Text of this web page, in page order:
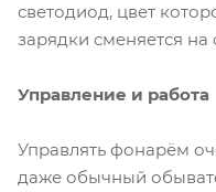
светодиод, цвет
зарядки сменяется на
Управление и работа
Управлять фонарём
даже обычный